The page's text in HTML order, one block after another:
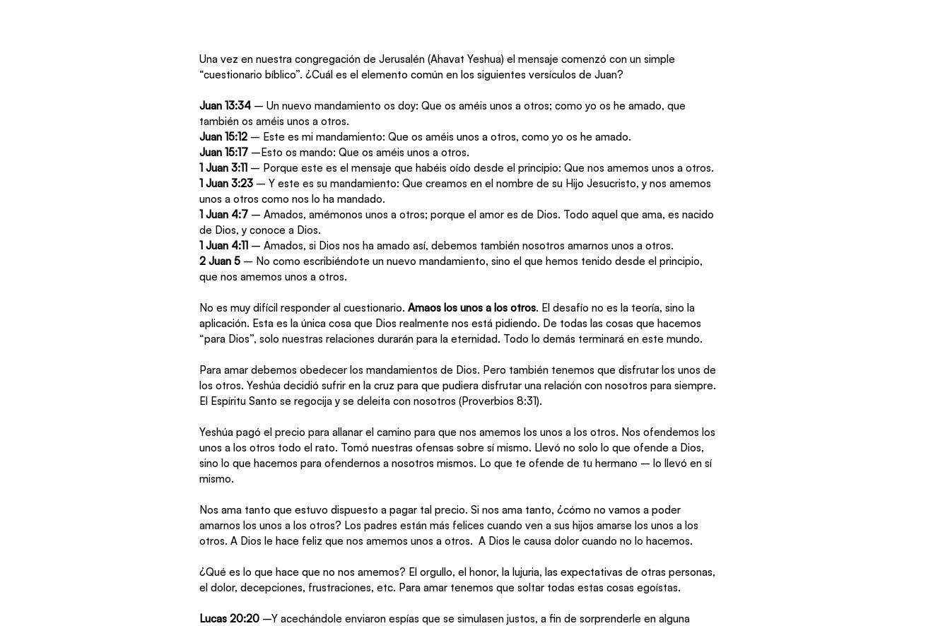
Una vez en nuestra congregación de Jerusalén (Ahavat Yeshua) el mensaje comenzó con un simple
“cuestionario bíblico”. ¿Cuál es el elemento común en los siguientes versículos de Juan?
Juan 13:34 – Un nuevo mandamiento os doy: Que os améis unos a otros; como yo os he amado, que
también os améis unos a otros.
Juan 15:12 – Este es mi mandamiento: Que os améis unos a otros, como yo os he amado.
Juan 15:17 –Esto os mando: Que os améis unos a otros.
1 Juan 3:11 – Porque este es el mensaje que habéis oído desde el principio: Que nos amemos unos a otros.
1 Juan 3:23 – Y este es su mandamiento: Que creamos en el nombre de su Hijo Jesucristo, y nos amemos
unos a otros como nos lo ha mandado.
1 Juan 4:7 – Amados, amémonos unos a otros; porque el amor es de Dios. Todo aquel que ama, es nacido
de Dios, y conoce a Dios.
1 Juan 4:11 – Amados, si Dios nos ha amado así, debemos también nosotros amarnos unos a otros.
2 Juan 5 – No como escribiéndote un nuevo mandamiento, sino el que hemos tenido desde el principio,
que nos amemos unos a otros.
No es muy difícil responder al cuestionario. Amaos los unos a los otros. El desafío no es la teoría, sino la
aplicación. Esta es la única cosa que Dios realmente nos está pidiendo. De todas las cosas que hacemos
“para Dios”, solo nuestras relaciones durarán para la eternidad. Todo lo demás terminará en este mundo.
Para amar debemos obedecer los mandamientos de Dios. Pero también tenemos que disfrutar los unos de
los otros. Yeshúa decidió sufrir en la cruz para que pudiera disfrutar una relación con nosotros para siempre.
El Espíritu Santo se regocija y se deleita con nosotros (Proverbios 8:31).
Yeshúa pagó el precio para allanar el camino para que nos amemos los unos a los otros. Nos ofendemos los
unos a los otros todo el rato. Tomó nuestras ofensas sobre sí mismo. Llevó no solo lo que ofende a Dios,
sino lo que hacemos para ofendernos a nosotros mismos. Lo que te ofende de tu hermano – lo llevó en sí
mismo.
Nos ama tanto que estuvo dispuesto a pagar tal precio. Si nos ama tanto, ¿cómo no vamos a poder
amarnos los unos a los otros? Los padres están más felices cuando ven a sus hijos amarse los unos a los
otros. A Dios le hace feliz que nos amemos unos a otros.  A Dios le causa dolor cuando no lo hacemos.
¿Qué es lo que hace que no nos amemos? El orgullo, el honor, la lujuria, las expectativas de otras personas,
el dolor, decepciones, frustraciones, etc. Para amar tenemos que soltar todas estas cosas egoístas.
Lucas 20:20 –Y acechándole enviaron espías que se simulasen justos, a fin de sorprenderle en alguna